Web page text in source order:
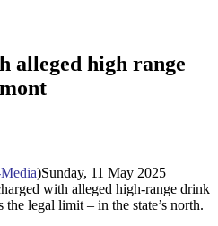
alleged high range
)Sunday, 11 May 2025
with alleged high-range drink
legal limit – in the state’s north.